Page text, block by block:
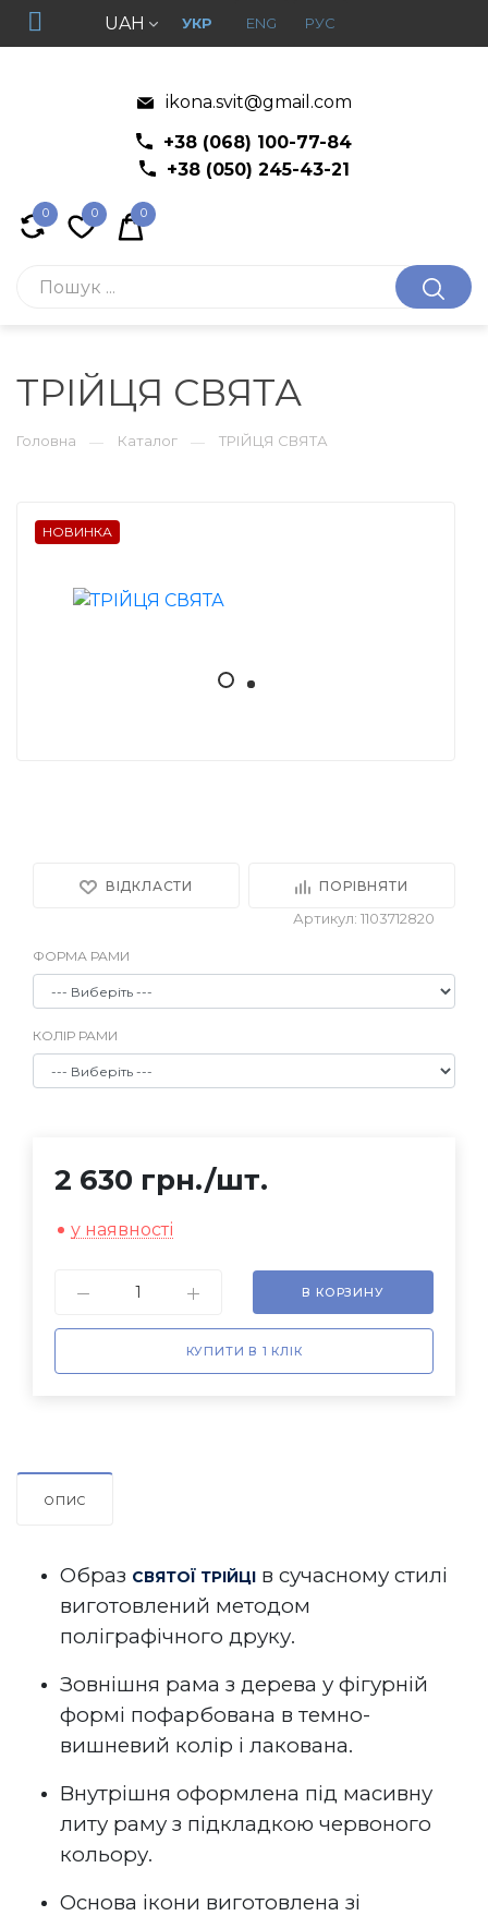
UAH УКР ENG РУС
ikona.svit@gmail.com
+38 (068) 100-77-84
+38 (050) 245-43-21
0 0 0
ТРІЙЦЯ СВЯТА
Головна — Каталог — ТРІЙЦЯ СВЯТА
НОВИНКА
ВІДКЛАСТИ ПОРІВНЯТИ
Артикул: 1103712820
ФОРМА РАМИ
КОЛІР РАМИ
2 630 грн./шт.
у наявності
В КОРЗИНУ
КУПИТИ В 1 КЛІК
ОПИС
Образ СВЯТОЇ ТРІЙЦІ в сучасному стилі
виготовлений методом
поліграфічного друку.
Зовнішня рама з дерева у фігурній
формі пофарбована в темно-
вишневий колір і лакована.
Внутрішня оформлена під масивну
литу раму з підкладкою червоного
кольору.
Основа ікони виготовлена зі